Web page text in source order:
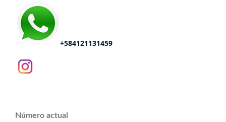
+584121131459
Número actual